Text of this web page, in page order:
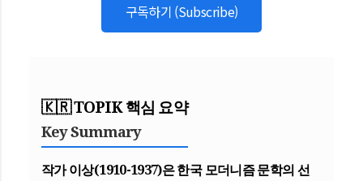
구독하기 (Subscribe)
🇰🇷 TOPIK 핵심 요약
Key Summary
작가 이상(1910-1937)은 한국 모더니즘 문학의 선